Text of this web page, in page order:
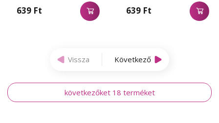
639 Ft 639 Ft
Vissza Következő
következőket 18 terméket